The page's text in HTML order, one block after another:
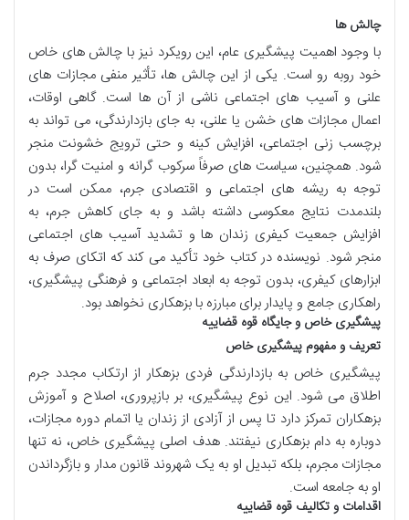
چالش ها
با وجود اهمیت پیشگیری عام، این رویکرد نیز با چالش های خاص
خود روبه رو است. یکی از این چالش ها، تأثیر منفی مجازات های
علنی و آسیب های اجتماعی ناشی از آن ها است. گاهی اوقات،
اعمال مجازات های خشن یا علنی، به جای بازدارندگی، می تواند به
برچسب زنی اجتماعی، افزایش کینه و حتی ترویج خشونت منجر
شود. همچنین، سیاست های صرفاً سرکوب گرانه و امنیت گرا، بدون
توجه به ریشه های اجتماعی و اقتصادی جرم، ممکن است در
بلندمدت نتایج معکوسی داشته باشد و به جای کاهش جرم، به
افزایش جمعیت کیفری زندان ها و تشدید آسیب های اجتماعی
منجر شود. نویسنده در کتاب خود تأکید می کند که اتکای صرف به
ابزارهای کیفری، بدون توجه به ابعاد اجتماعی و فرهنگی پیشگیری،
راهکاری جامع و پایدار برای مبارزه با بزهکاری نخواهد بود.
پیشگیری خاص و جایگاه قوه قضاییه
تعریف و مفهوم پیشگیری خاص
پیشگیری خاص به بازدارندگی فردی بزهکار از ارتکاب مجدد جرم
اطلاق می شود. این نوع پیشگیری، بر بازپروری، اصلاح و آموزش
بزهکاران تمرکز دارد تا پس از آزادی از زندان یا اتمام دوره مجازات،
دوباره به دام بزهکاری نیفتند. هدف اصلی پیشگیری خاص، نه تنها
مجازات مجرم، بلکه تبدیل او به یک شهروند قانون مدار و بازگرداندن
او به جامعه است.
اقدامات و تکالیف قوه قضاییه